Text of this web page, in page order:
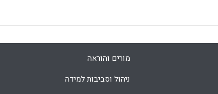
מורים והוראה
ניהול וסביבות למידה